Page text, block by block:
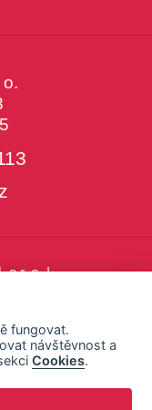
s r. o. |
fungovat.
návštěvnost a
Cookies.